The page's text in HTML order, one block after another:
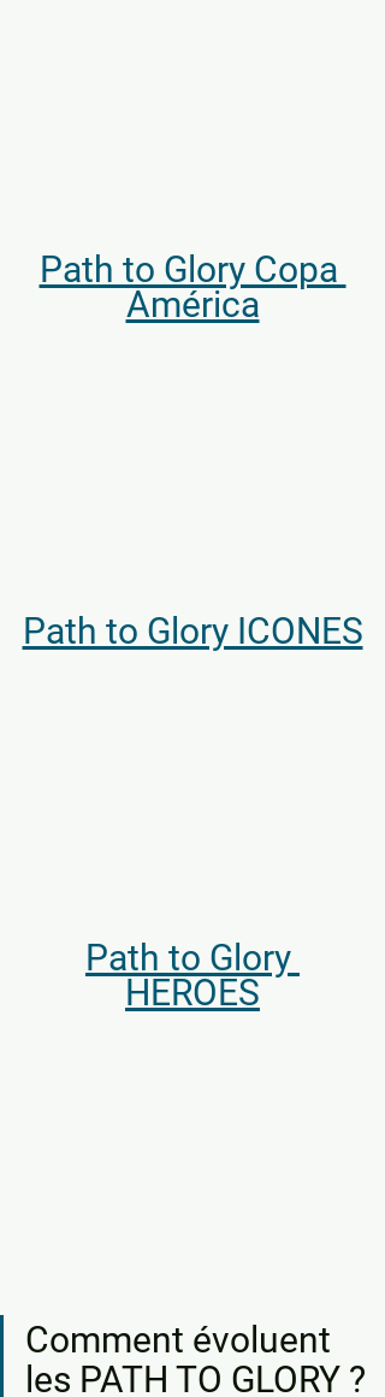
Path to Glory Copa
América
Path to Glory ICONES
Path to Glory
HEROES
Comment évoluent
les PATH TO GLORY ?